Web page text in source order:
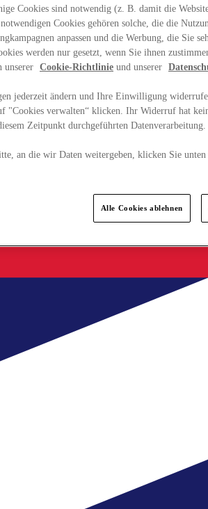
Cookies sind notwendig (z. B. damit die
Cookies gehören solche, die die
anpassen und die Werbung, die Sie
werden nur gesetzt, wenn Sie ihnen
unserer Cookie-Richtlinie und unserer
jederzeit ändern und Ihre Einwilligung
"Cookies verwalten“ klicken. Ihr Widerruf hat
Zeitpunkt durchgeführten Datenverarbeitung.
an die wir Daten weitergeben, klicken Sie
Alle Cookies ablehnen